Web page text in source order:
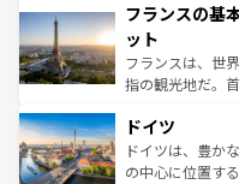
ませてくれるイ
なお、新着のイ
しい。
文化が根付くこ
れる闘牛、そし
る。首都マドリ
アートに溢れた
せる。地方によ
ンテンツ一覧を
フランスの基
ット
フランスは、世
指の観光地だ。
で、幅広い魅力
聖堂、美しいビ
から魅了する。
ドイツ
ドイツは、豊か
の中心に位置す